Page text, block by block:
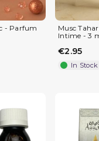
- Parfum
Musc
Intime - 3
€2.95
In Stock